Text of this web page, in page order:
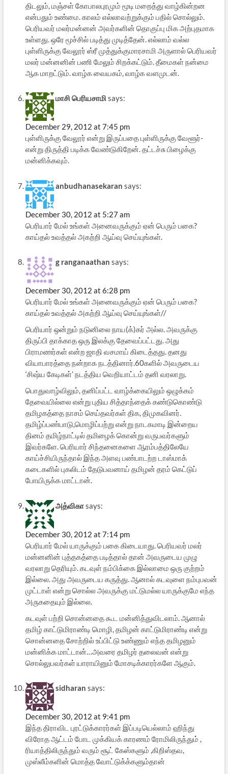
திடலும், மஞ்சள் கோபாலபுரமும் மூடி மறைத்து வாழ்கின்றன
என்பதும் உண்மை. காலம் எல்லாவற்றுக்கும் பதில் சொல்லும்.
பெரியவர் மலர்மன்னன் அவர்களின் தொகுப்பு மிக அற்புதமாக
உள்ளது. ஒரே மூச்சில் படித்து முடித்தேன். எல்லாம் வல்ல
புள்ளிருக்கு வேலூர் ஸ்ரீ முத்துக்குமாரசாமி அருளால் பெரியவர்
மலர் மன்னனின் பணி மேலும் சிறக்கட்டும். தீமைகள் நன்மை
ஆக மாறட்டும். வாழ்க வையகம், வாழ்க வளமுடன்.
மாசி பெரியசாமிsays:
December 29, 2012 at 7:45 pm
புள்ளிருக்கு வேலூர் என்று இருப்பதை புள்ளிருக்கு வேளூர்-
என்று திருத்தி படிக்க வேண்டுகிறேன். தட்டச்சு பிழைக்கு
மன்னிக்கவும்.
anbudhanasekaran says:
December 30, 2012 at 5:27 am
பெரியார் மேல் உங்கள் அனைவருக்கும் ஏன் பெரும் பகை?
காய்தல் உவத்தல் அகற்றி ஆய்வு செய்யுங்கள்.
g ranganaathan says:
December 30, 2012 at 6:28 pm
பெரியார் மேல் உங்கள் அனைவருக்கும் ஏன் பெரும் பகை?
காய்தல் உவத்தல் அகற்றி ஆய்வு செய்யுங்கள்//
பெரியார் ஒன்றும் நடுனிலை நாய(க்)கர் அல்ல. அவருக்கு
திருப்பி தாக்காத ஒரு இலக்கு தேவைப்பட்டது. அது
பிராமணர்கள் என்ற ஜாதி வசமாய் கிடைத்தது. தனது
வியாபாரத்தை நன்றாக நடத்தினார்.60களில் அவருடைய
‘சிஷ்ய கேடிகள்’ நடத்திய வெறியாட்டம் தனி வரலாறு.
பொதுவாழ்விலும், தனிப்பட்ட வாழ்க்கையிலும் ஒழுக்கம்
தேவையில்லை என்று புதிய சித்தாந்தைக் கண்டுகொண்டு
தமிழகத்தை நாசம் செய்தவர்கள் திக, திமுகவினர்.
தமிழ்ப்பண்பாடு,மொழிப்பற்று என்று நாடகமாடி இன்றைய
தினம் தமிழ்நாட்டில் தமிழைக் கொன்று வருபவர்களும்
இவர்களே. பெரியார் சிந்தனைகளை ஆரம்பத்திலேயே
காய்ச்சியிருந்தால் இந்த அளவு பண்பாடற்ற டாஸ்மாக்
கடைகளில் புகலிடம் தேடுபவனாய் தமிழன் தரம் கெட்டுப்
போயிருக்க மாட்டான்.
அத்விகாsays:
December 30, 2012 at 7:14 pm
பெரியார் மேல் யாருக்கும் பகை கிடையாது. பெரியவர் மலர்
மன்னனின் புத்தகத்தை படித்தால் தான் அவருடைய முழு
வரலாறு தெரியும். கடவுள் நம்பிக்கை இல்லாமை ஒரு குற்றம்
இல்லை. அது அவருடைய கருத்து. ஆனால் கடவுளை நம்புபவன்
முட்டாள் என்று சொல்ல அவருக்கு மட்டுமல்ல யாருக்குமே எந்த
அருகதையும் இல்லை.
கடவுள் பற்றி சொன்னதை கூட மன்னித்துவிடலாம். ஆனால்
தமிழ் காட்டுமிராண்டி மொழி, தமிழன் காட்டுமிராண்டி என்று
சொன்னதை சோற்றில் உப்பிட்டு உண்ணும் எந்த தமிழனும்
மன்னிக்க மாட்டான்…அவரை தமிழர் தலைவன் என்று
சொல்லுபவர்கள் யாராயினும் மோசடிக்காரர்களே ஆகும்.
sidharan says:
December 30, 2012 at 9:41 pm
இந்த திராவிட புரட்டுக்காரர்கள் இப்படியெல்லாம் ஹிந்து
விரோத ஆட்டம் போட முக்கியக் காரணம் ரோமிலிருந்தும் ,
ரியாத்திலிருந்தும் வரும் சூட் கேஸ்களும் ,கிறிஸ்தவ,
முஸ்லீம்களின் மொத்த வோட்டுக்க்களும்தான்